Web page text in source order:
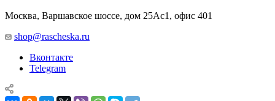
Москва, Варшавское шоссе, дом 25Аc1, офис 401
shop@rascheska.ru
Вконтакте
Telegram